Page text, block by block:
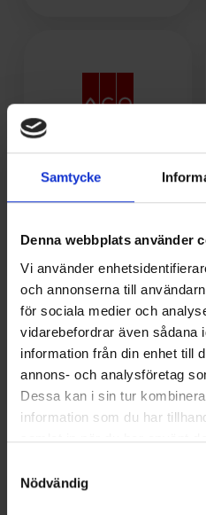
Samtycke
Denna webbplats använder
Vi använder
och annonserna till
för sociala medier och
vidarebefordrar även sådana
information från din enhet till
annons- och analysföretag
Dessa kan i sin tur
information som du har
samlat in när du har använt
Nödvändig